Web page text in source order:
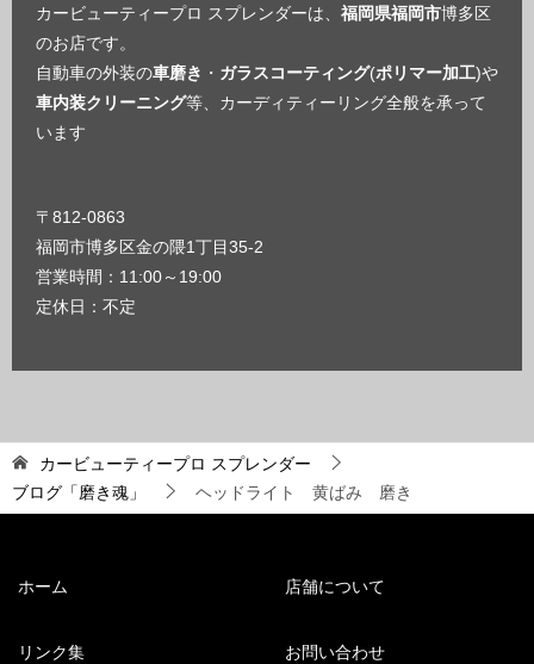
カービューティープロ スプレンダーは、 福岡県福岡市博多区
のお店です。
自動車の外装の車磨き ・ ガラスコーティング(ポリマー加工)や
車内装クリーニング等、カーディティーリング全般を承って
います
〒812-0863
福岡市博多区金の隈1丁目35-2
営業時間：11:00～19:00
定休日：不定
カービューティープロ スプレンダー
ブログ「磨き魂」
ヘッドライト 黄ばみ 磨き
ホーム 店舗について
リンク集 お問い合わせ